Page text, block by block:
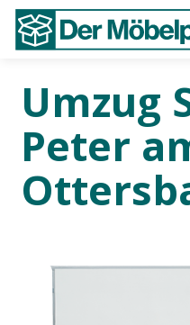
Umzug
Peter